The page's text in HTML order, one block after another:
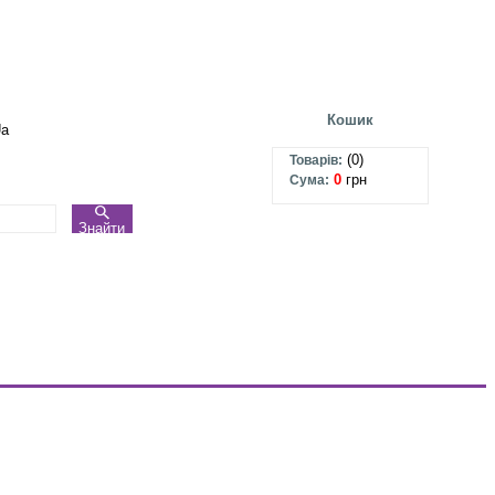
Знайти
Кошик
Товарів: (0)
Сума: 0 грн